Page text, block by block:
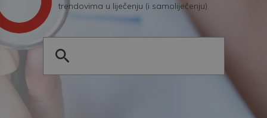
trendovima u liječenju (i samoliječenju).